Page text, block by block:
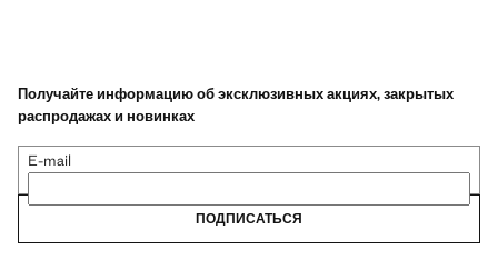
Получайте информацию об эксклюзивных акциях, закрытых
распродажах и новинках
E-mail
ПОДПИСАТЬСЯ